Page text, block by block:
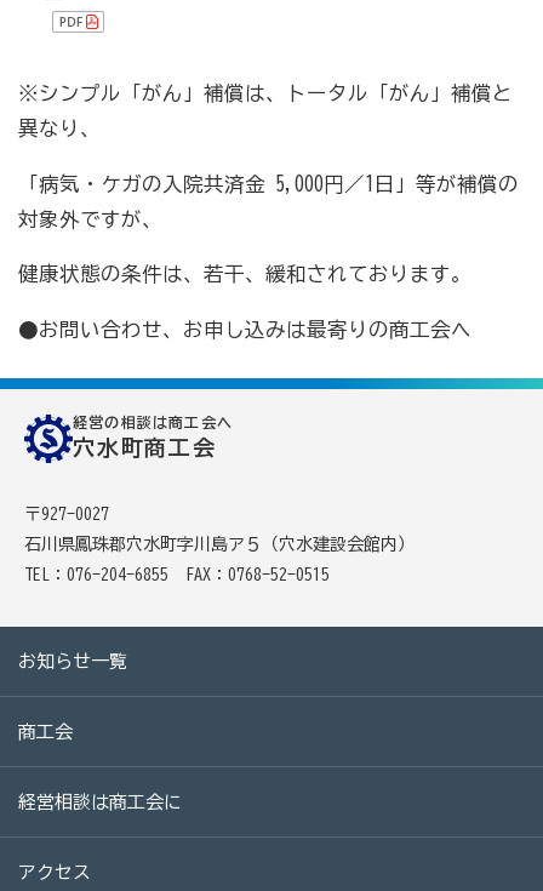
※シンプル「がん」補償は、トータル「がん」補償と
異なり、
「病気・ケガの入院共済金 5,000円／1日」等が補償の
対象外ですが、
健康状態の条件は、若干、緩和されております。
●お問い合わせ、お申し込みは最寄りの商工会へ
経営の相談は商工会へ
穴水町商工会
〒927-0027
石川県鳳珠郡穴水町字川島ア５（穴水建設会館内）
TEL：076-204-6855
FAX：0768-52-0515
お知らせ一覧
商工会
経営相談は商工会に
アクセス
全国商工会珠算検定試験
石川県内の商工会の支援事例
行きます・聞きます・提案します そして伴走します～
商工会の支援事例～
目的 事業内容 商工会のあゆみ（沿革）
青年部について 女性部について
セミナー・講習会情報
採用情報